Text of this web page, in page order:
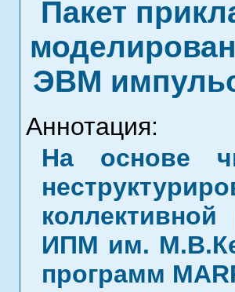
Пакет
ЭВМ
Аннотация:
На основе
ИПМ им.
программ